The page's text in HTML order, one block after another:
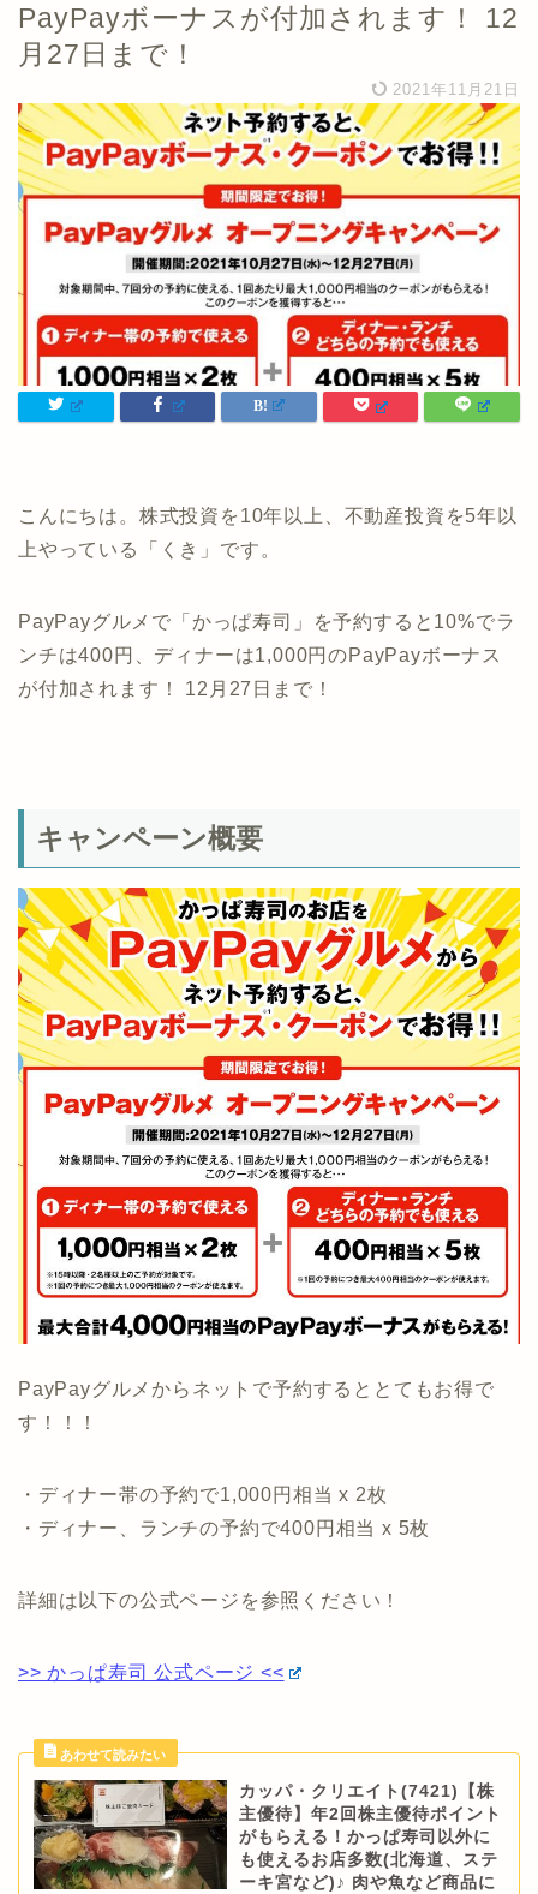
PayPayボーナスが付加されます！ 12
月27日まで！
2021年11月21日
こんにちは。株式投資を10年以上、不動産投資を5年以
上やっている「くき」です。
PayPayグルメで「かっぱ寿司」を予約すると10%でラ
ンチは400円、ディナーは1,000円のPayPayボーナス
が付加されます！ 12月27日まで！
キャンペーン概要
PayPayグルメからネットで予約するととてもお得で
す！！！
・ディナー帯の予約で1,000円相当 x 2枚
・ディナー、ランチの予約で400円相当 x 5枚
詳細は以下の公式ページを参照ください！
>> かっぱ寿司 公式ページ <<
カッパ・クリエイト(7421)【株
主優待】年2回株主優待ポイント
がもらえる！かっぱ寿司以外に
も使えるお店多数(北海道、ステ
ーキ宮など)♪ 肉や魚など商品に